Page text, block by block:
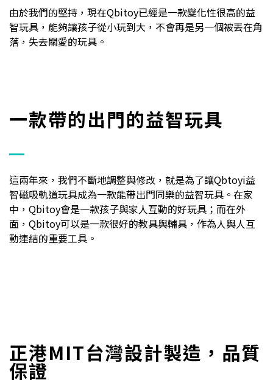
由於我們的堅持，現在Qbitoy已經是一款變化性很高的益
智玩具，能夠讓孩子從小玩到大，不會再是另一個被丟在角
落，失去關愛的玩具。
一款帶的出門的益智玩具
這兩年來，我們不斷地調整與修改，就是為了讓Qbtoyi益
智磁吸軌道玩具成為一款能帶出門同樂的益智玩具。在家
中，Qbitoy會是一款孩子與家人互動的好玩具；而在外
面，Qbitoy可以是一款很好的教具與輔具，作為人與人互
動連結的重要工具。
正港MIT台灣設計製造，品質
保證